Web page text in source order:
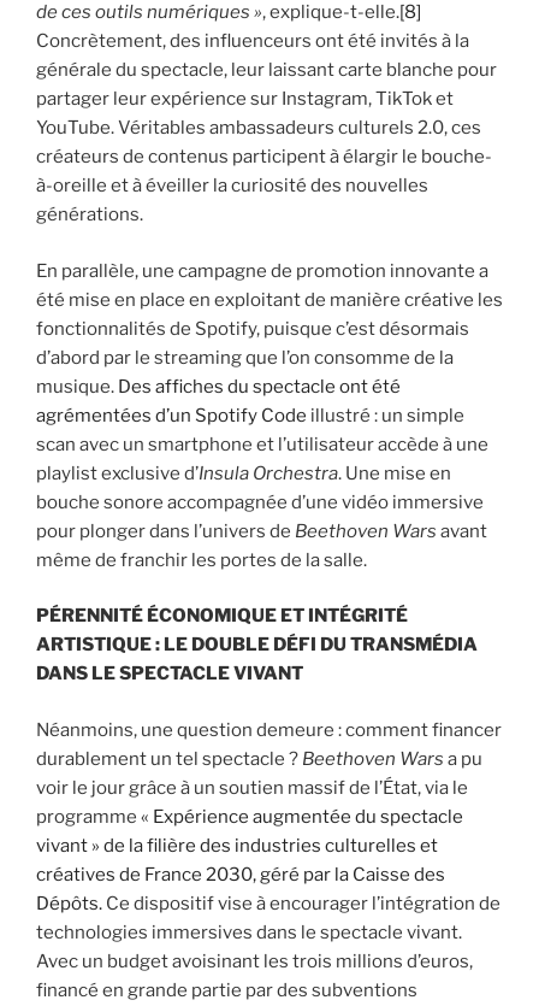
de ces outils numériques », explique-t-elle.[8]
Concrètement, des influenceurs ont été invités à la
générale du spectacle, leur laissant carte blanche pour
partager leur expérience sur Instagram, TikTok et
YouTube. Véritables ambassadeurs culturels 2.0, ces
créateurs de contenus participent à élargir le bouche-
à-oreille et à éveiller la curiosité des nouvelles
générations.
En parallèle, une campagne de promotion innovante a
été mise en place en exploitant de manière créative les
fonctionnalités de Spotify, puisque c’est désormais
d’abord par le streaming que l’on consomme de la
musique. Des affiches du spectacle ont été
agrémentées d’un Spotify Code illustré : un simple
scan avec un smartphone et l’utilisateur accède à une
playlist exclusive d’Insula Orchestra. Une mise en
bouche sonore accompagnée d’une vidéo immersive
pour plonger dans l’univers de Beethoven Wars avant
même de franchir les portes de la salle.
PÉRENNITÉ ÉCONOMIQUE ET INTÉGRITÉ
ARTISTIQUE : LE DOUBLE DÉFI DU TRANSMÉDIA
DANS LE SPECTACLE VIVANT
Néanmoins, une question demeure : comment financer
durablement un tel spectacle ? Beethoven Wars a pu
voir le jour grâce à un soutien massif de l’État, via le
programme « Expérience augmentée du spectacle
vivant » de la filière des industries culturelles et
créatives de France 2030, géré par la Caisse des
Dépôts. Ce dispositif vise à encourager l’intégration de
technologies immersives dans le spectacle vivant.
Avec un budget avoisinant les trois millions d’euros,
financé en grande partie par des subventions